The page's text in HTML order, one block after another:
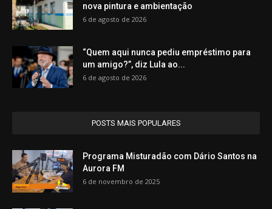
nova pintura e ambientação
6 de agosto de 2026
“Quem aqui nunca pediu empréstimo para
um amigo?”, diz Lula ao...
6 de agosto de 2026
POSTS MAIS POPULARES
Programa Misturadão com Dário Santos na
Aurora FM
6 de novembro de 2025